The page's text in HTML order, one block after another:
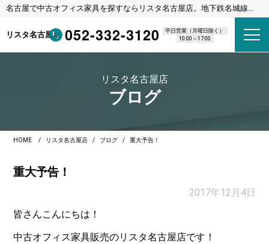
名古屋で中古オフィス家具を探すならリスタ名古屋店。地下鉄名城線
リスタ名古屋店 052-332-3120
平日営業（月曜日除く）
10:00～17:00
リスタ名古屋店
ブログ
HOME リスタ名古屋店 ブログ 重大予告！
重大予告！
2017年12月4日
皆さんこんにちは！
中古オフィス家具販売のリスタ名古屋店です！